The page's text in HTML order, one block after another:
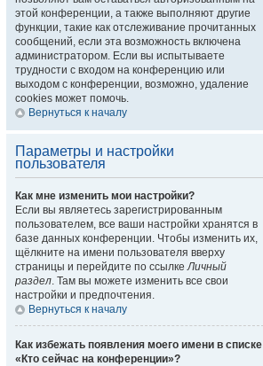
этой конференции, а также выполняют другие
функции, такие как отслеживание прочитанных
сообщений, если эта возможность включена
администратором. Если вы испытываете
трудности с входом на конференцию или
выходом с конференции, возможно, удаление
cookies может помочь.
Вернуться к началу
Параметры и настройки
пользователя
Как мне изменить мои настройки?
Если вы являетесь зарегистрированным
пользователем, все ваши настройки хранятся в
базе данных конференции. Чтобы изменить их,
щёлкните на имени пользователя вверху
страницы и перейдите по ссылкеЛичный
раздел. Там вы можете изменить все свои
настройки и предпочтения.
Вернуться к началу
Как избежать появления моего имени в списке
«Кто сейчас на конференции»?